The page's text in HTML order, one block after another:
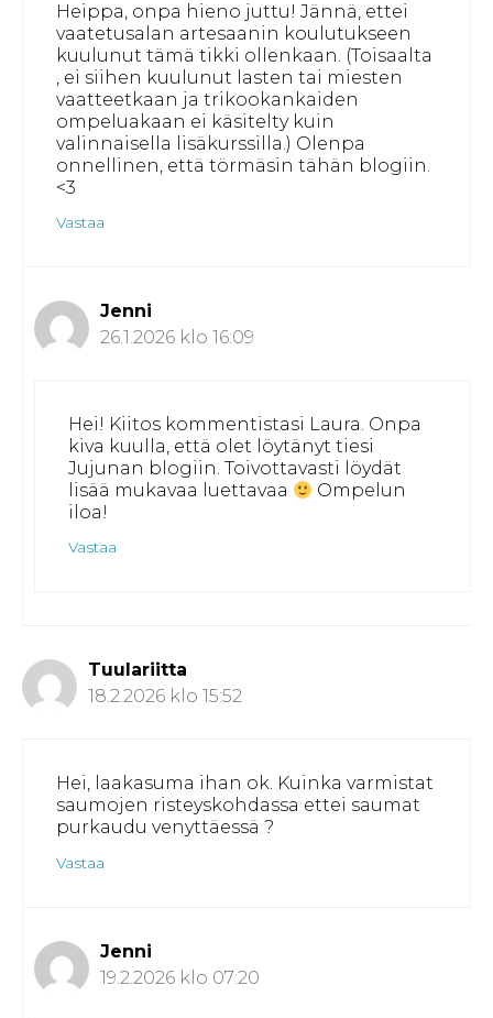
Heippa, onpa hieno juttu! Jännä, ettei
vaatetusalan artesaanin koulutukseen
kuulunut tämä tikki ollenkaan. (Toisaalta
, ei siihen kuulunut lasten tai miesten
vaatteetkaan ja trikookankaiden
ompeluakaan ei käsitelty kuin
valinnaisella lisäkurssilla.) Olenpa
onnellinen, että törmäsin tähän blogiin.
<3
Vastaa
Jenni
26.1.2026 klo 16:09
Hei! Kiitos kommentistasi Laura. Onpa
kiva kuulla, että olet löytänyt tiesi
Jujunan blogiin. Toivottavasti löydät
lisää mukavaa luettavaa
Ompelun
iloa!
Vastaa
Tuulariitta
18.2.2026 klo 15:52
Hei, laakasuma ihan ok. Kuinka varmistat
saumojen risteyskohdassa ettei saumat
purkaudu venyttäessä ?
Vastaa
Jenni
19.2.2026 klo 07:20